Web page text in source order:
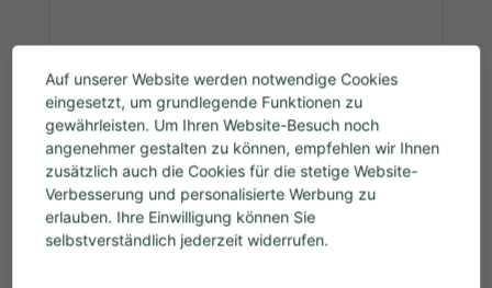
Verkaufspreis:
5,00 € Regulärer Preis:
Preise inkl. MwSt. zzgl. Versandkosten
In den Warenkorb
Auf unserer Website werden notwendige Cookies
eingesetzt, um grundlegende Funktionen zu
gewährleisten. Um Ihren Website-Besuch noch
angenehmer gestalten zu können, empfehlen wir Ihnen
zusätzlich auch die Cookies für die stetige Website-
Verbesserung und personalisierte Werbung zu
erlauben. Ihre Einwilligung können Sie
selbstverständlich jederzeit widerrufen.